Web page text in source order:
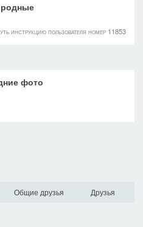
инструкцию пользователя номер 11853
фото
Общие друзья Друзья